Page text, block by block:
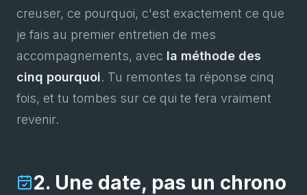
creuser, ce pourquoi, c'est exactement ce que
je fais au premier entretien de mes
accompagnements, avec la méthode des
cinq pourquoi. Tu remontes ta réponse cinq
fois, et tu tombes sur ce qui te fera vraiment
revenir.
2. Une date, pas un chrono